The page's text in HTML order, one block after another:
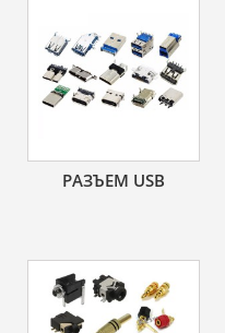
РАЗЪЕМ USB